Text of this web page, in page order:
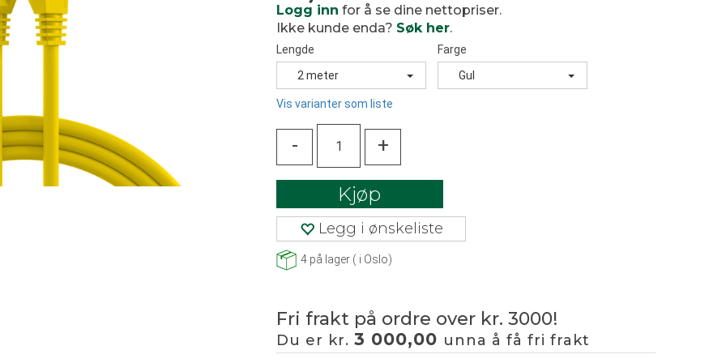
Logg inn for å se dine nettopriser.
Ikke kunde enda? Søk her.
Lengde
2 meter
Farge
Gul
Vis varianter som liste
- +
Kjøp
Legg i ønskeliste
4 på lager ( i Oslo)
Fri frakt på ordre over kr. 3000!
Du er kr. 3 000,00 unna å få fri frakt